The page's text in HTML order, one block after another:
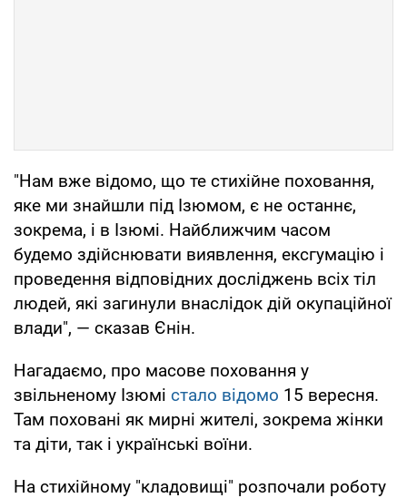
"Нам вже відомо, що те стихійне поховання,
яке ми знайшли під Ізюмом, є не останнє,
зокрема, і в Ізюмі. Найближчим часом
будемо здійснювати виявлення, ексгумацію і
проведення відповідних досліджень всіх тіл
людей, які загинули внаслідок дій окупаційної
влади", — сказав Єнін.
Нагадаємо, про масове поховання у
звільненому Ізюмі стало відомо 15 вересня.
Там поховані як мирні жителі, зокрема жінки
та діти, так і українські воїни.
На стихійному "кладовищі" розпочали роботу